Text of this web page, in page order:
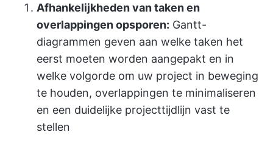
Afhankelijkheden van taken en
overlappingen opsporen: Gantt-
diagrammen geven aan welke taken het
eerst moeten worden aangepakt en in
welke volgorde om uw project in beweging
te houden, overlappingen te minimaliseren
en een duidelijke projecttijdlijn vast te
stellen